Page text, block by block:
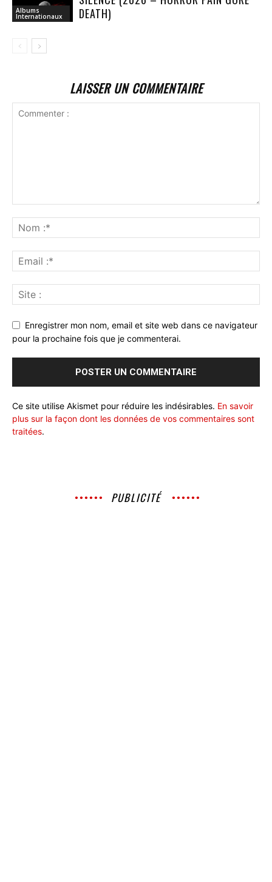
Albums
Internationaux
DEATH)
LAISSER UN COMMENTAIRE
Enregistrer mon nom, email et site web dans ce navigateur
pour la prochaine fois que je commenterai.
Ce site utilise Akismet pour réduire les indésirables. En savoir
plus sur la façon dont les données de vos commentaires sont
traitées.
PUBLICITÉ